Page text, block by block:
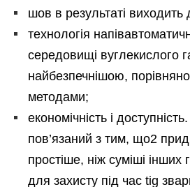
шов в результаті виходить
технологія
середовищі вуглекислого
найбезпечнішою,
методами;
економічність і
пов’язаний з тим, що2
простіше, ніж суміші інших
для захисту під час tig